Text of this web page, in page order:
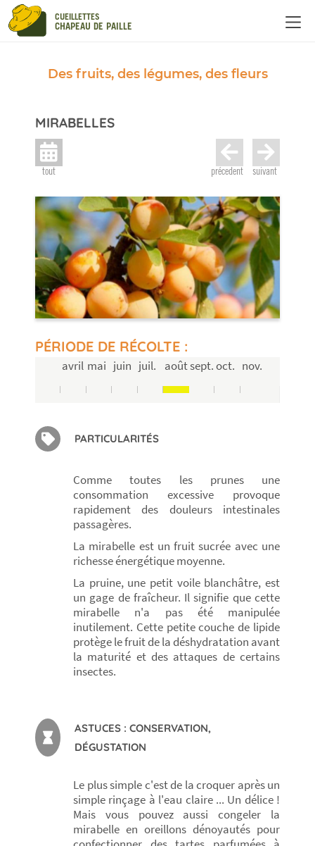
CUEILLETTES
CHAPEAU DE PAILLE
Des fruits, des légumes, des fleurs
MIRABELLES
tout précedent suivant
PÉRIODE DE RÉCOLTE :
avril mai juin juil. aoûtsept.oct. nov.
PARTICULARITÉS
Comme toutes les prunes une
consommation excessive provoque
rapidement des douleurs intestinales
passagères.
La mirabelle est un fruit sucrée avec une
richesse énergétique moyenne.
La pruine, une petit voile blanchâtre, est
un gage de fraîcheur. Il signifie que cette
mirabelle n'a pas été manipulée
inutilement. Cette petite couche de lipide
protège le fruit de la déshydratation avant
la maturité et des attaques de certains
insectes.
ASTUCES : CONSERVATION,
DÉGUSTATION
Le plus simple c'est de la croquer après un
simple rinçage à l'eau claire ... Un délice !
Mais vous pouvez aussi congeler la
mirabelle en oreillons dénoyautés pour
Panneau de gestion des cookies